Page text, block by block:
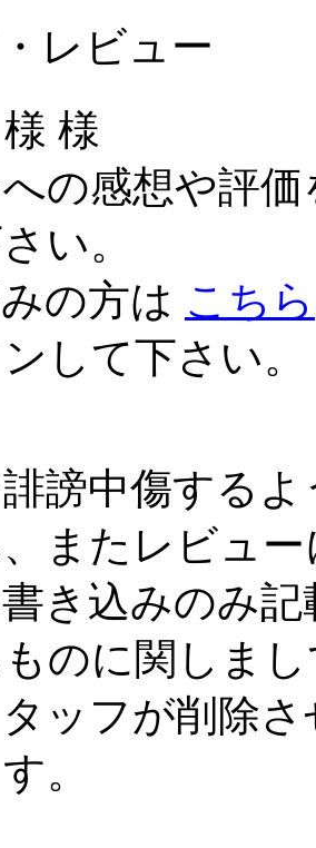
レビュー
様 様
の感想や評価
い。
の方は こちら
して下さい。
謗中傷するよ
またレビュー
き込みのみ記
のに関しま
ッフが削除さ
。